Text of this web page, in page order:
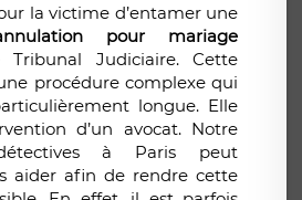
la victime d’entamer une
pour mariage
Judiciaire. Cette
procédure complexe qui
longue. Elle
d’un avocat. Notre
à Paris peut
aider afin de rendre cette